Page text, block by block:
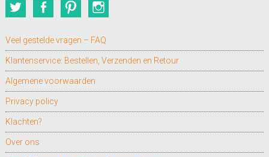
TwitterFacebookPinterest
Veel gestelde vragen – FAQ
Klantenservice: Bestellen, Verzenden en Retour
Algemene voorwaarden
Privacy policy
Klachten?
Over ons